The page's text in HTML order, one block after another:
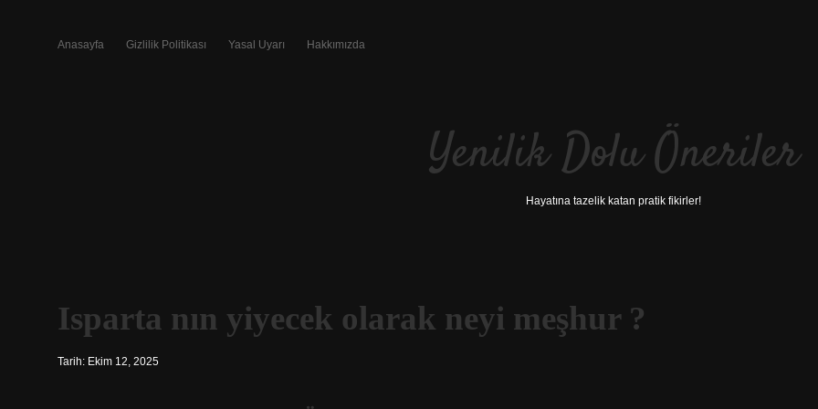
Anasayfa Gizlilik Politikası Yasal Uyarı Hakkımızda
Yenilik Dolu Öneriler
Hayatına tazelik katan pratik fikirler!
Isparta nın yiyecek olarak neyi meşhur ?
Tarih: Ekim 12, 2025